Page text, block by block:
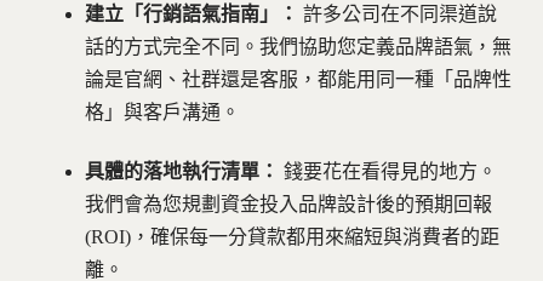
建立「行銷語氣指南」： 許多公司在不同渠道說
話的方式完全不同。我們協助您定義品牌語氣，無
論是官網、社群還是客服，都能用同一種「品牌性
格」與客戶溝通。
具體的落地執行清單： 錢要花在看得見的地方。
我們會為您規劃資金投入品牌設計後的預期回報
(ROI)，確保每一分貸款都用來縮短與消費者的距
離。